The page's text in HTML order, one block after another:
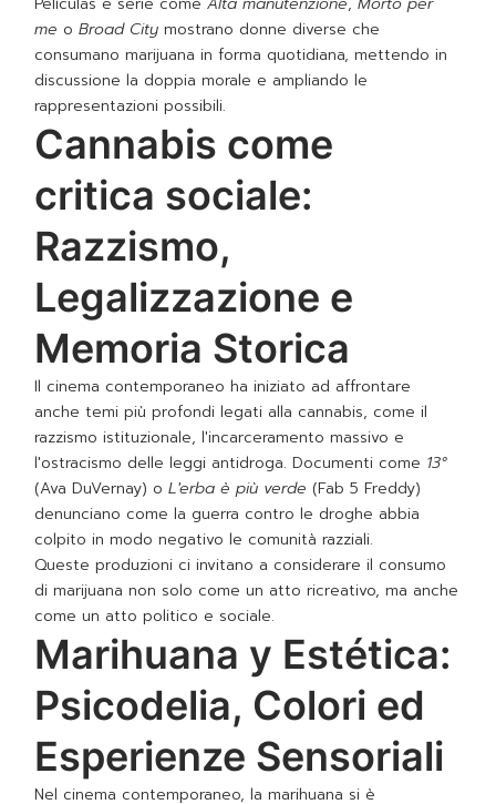
me oBroad City mostrano donne diverse che
consumano marijuana in forma quotidiana, mettendo in
discussione la doppia morale e ampliando le
rappresentazioni possibili.
Cannabis come
critica sociale:
Razzismo,
Legalizzazione e
Memoria Storica
Il cinema contemporaneo ha iniziato ad affrontare
anche temi più profondi legati alla cannabis, come il
razzismo istituzionale, l'incarceramento massivo e
l'ostracismo delle leggi antidroga. Documenti come 13°
(Ava DuVernay) oL'erba è più verde (Fab 5 Freddy)
denunciano come la guerra contro le droghe abbia
colpito in modo negativo le comunità razziali.
Queste produzioni ci invitano a considerare il consumo
di marijuana non solo come un atto ricreativo, ma anche
come un atto politico e sociale.
Marihuana y Estética:
Psicodelia, Colori ed
Esperienze Sensoriali
Nel cinema contemporaneo, la marihuana si è